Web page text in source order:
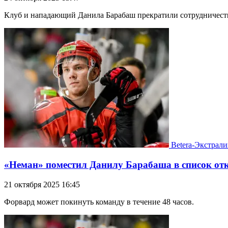
Клуб и нападающий Данила Барабаш прекратили
Betera-
«Неман» поместил Данилу Барабаша в список
21 октября 2025 16:45
Форвард может покинуть команду в течение 48 часов.